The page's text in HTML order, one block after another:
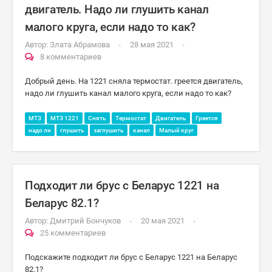
двигатель. Надо ли глушить канал
малого круга, если надо то как?
Автор: Злата Абрамова
28 мая 2021
8 комментариев
Добрый день. На 1221 сняла термостат. греется двигатель,
надо ли глушить канал малого круга, если надо то как?
МТЗ МТЗ 1221 Снять Термостат Двигатель
Греется
надо ли
глушить заглушить канал Малый круг
Подходит ли брус с Беларус 1221 на
Беларус 82.1?
Автор: Дмитрий Бончуков
20 мая 2021
25 комментариев
Подскажите подходит ли брус с Беларус 1221 на Беларус
82.1?